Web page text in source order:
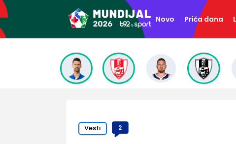
Novo Priča dana
Vesti 2